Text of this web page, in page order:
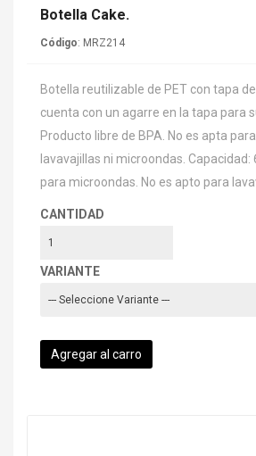
Botella Cake.
Código: MRZ214
Botella reutilizable de PET con tapa
cuenta con un agarre en la tapa para
Producto libre de BPA. No es apta
lavavajillas ni microondas. Capacidad:
para microondas. No es apto para
CANTIDAD
VARIANTE